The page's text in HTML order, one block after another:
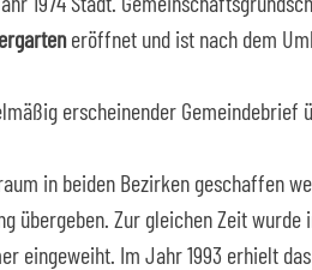
eröffnet und ist nach dem
erscheinender Gemeindebrief
in beiden Bezirken geschaffen
übergeben. Zur gleichen Zeit
eingeweiht. Im Jahr 1993 erhielt